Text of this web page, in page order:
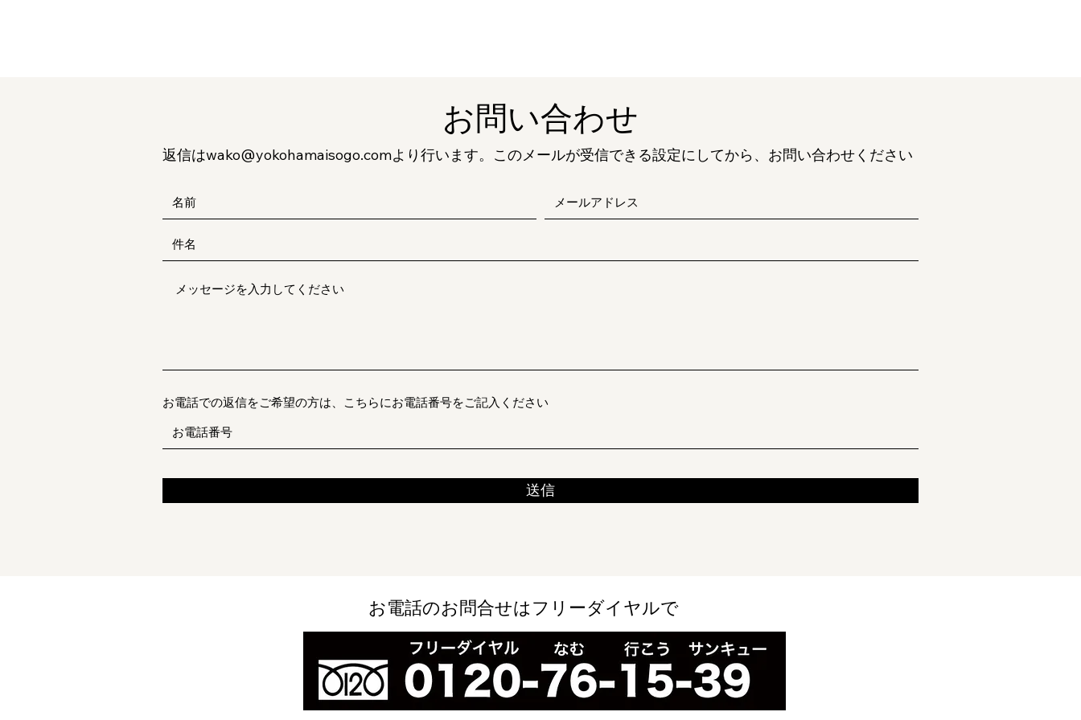
お問い合わせ
返信はwako@yokohamaisogo.comより行います。このメールが受信できる設定にしてから、お問い合わせください
お電話での返信をご希望の方は、こちらにお電話番号をご記入ください
送信
お電話のお問合せはフリーダイヤルで